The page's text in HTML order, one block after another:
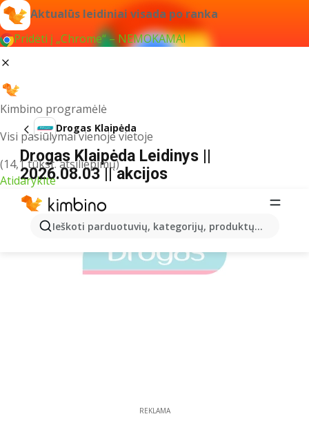
Aktualūs leidiniai visada po ranka
Pridėti į „Chrome“ – NEMOKAMAI
Kimbino programėlė
Visi pasiūlymai vienoje vietoje
(14,1 tūkst. atsiliepimų)
Atidarykite
Ieškoti parduotuvių, kategorijų, produktų...
Drogas Klaipėda
Drogas Klaipėda Leidinys ||
2026.08.03 || akcijos
REKLAMA